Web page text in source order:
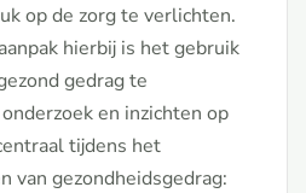
op de zorg te verlichten.
hierbij is het gebruik
gedrag te
en inzichten op
tijdens het
van gezondheidsgedrag: